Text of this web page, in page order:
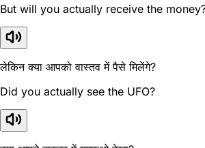
But will you actually receive the
लेकिन क्या आपको वास्तव में पैसे मिलेंगे?
Did you actually see the UFO?